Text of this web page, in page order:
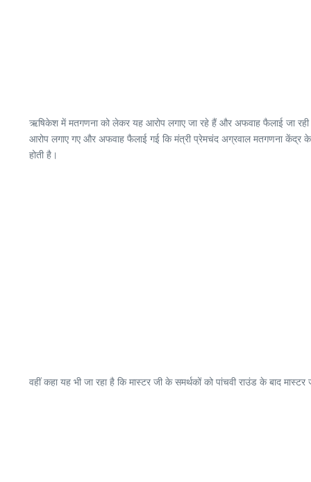
ऋषिकेश में मतगणना को लेकर यह आरोप लगाए जा रहे हैं और अफवाह फैलाई जा
आरोप लगाए गए और अफवाह फैलाई गई कि मंत्री प्रेमचंद अग्रवाल मतगणना केंद्र
होती है।
वहीं कहा यह भी जा रहा है कि मास्टर जी के समर्थकों को पांचवी राउंड के बाद